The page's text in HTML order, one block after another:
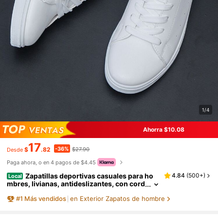
1/4
Ahorra $10.08
Desde $17.82 -36% $27.90
Paga ahora, o en 4 pagos de $4.45
Local Zapatillas deportivas casuales para ho
mbres, livianas, antideslizantes, con cord
odas las estaciones, adecuadas para estudia
4.84 (500+)
#1 Más vendidos en Exterior Zapatos de hombre